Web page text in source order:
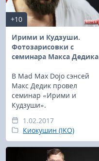
+10
Ирими и Кудзуши.
Фотозарисовки с
семинара Макса Дедика
В Mad Max Dojo сэнсей
Макс Дедик провел
семинар «Ирими и
Кудзуши».
1.02.2017
Киокушин (IKO)